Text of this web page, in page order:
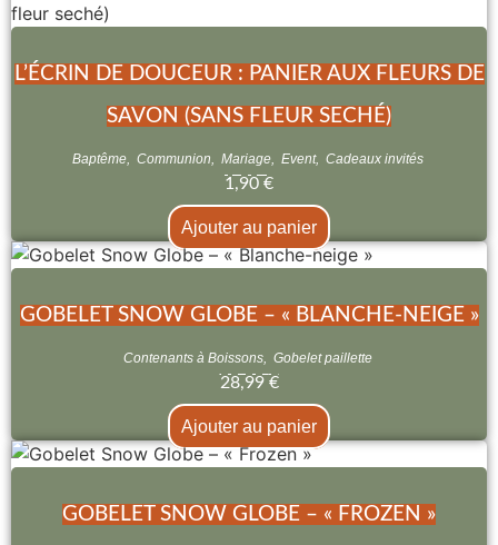
L’ÉCRIN DE DOUCEUR : PANIER AUX FLEURS DE
SAVON (SANS FLEUR SECHÉ)
Baptême, Communion, Mariage, Event, Cadeaux invités
1,90 €
Ajouter au panier
GOBELET SNOW GLOBE – « BLANCHE-NEIGE »
Contenants à Boissons, Gobelet paillette
28,99 €
Ajouter au panier
GOBELET SNOW GLOBE – « FROZEN »